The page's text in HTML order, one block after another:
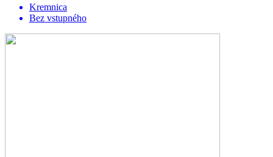
Kremnica
Bez vstupného